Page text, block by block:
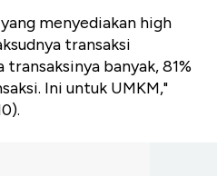
menyediakan high
transaksi
transaksinya banyak, 81%
Ini untuk UMKM,"